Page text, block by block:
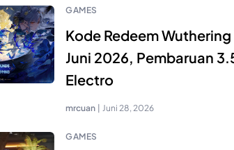
GAMES
Kode Redeem Wuthering
Juni 2026, Pembaruan
Electro
mrcuan | Juni 28, 2026
GAMES